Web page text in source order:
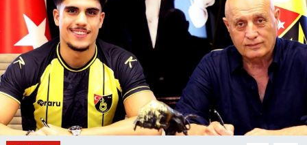
OTOMOBİL
KURUMSAL